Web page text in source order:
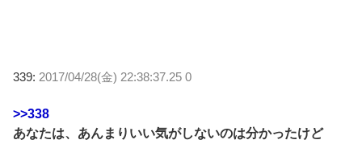
339: 2017/04/28(金) 22:38:37.25 0
>>338
あなたは、あんまりいい気がしないのは分かったけど